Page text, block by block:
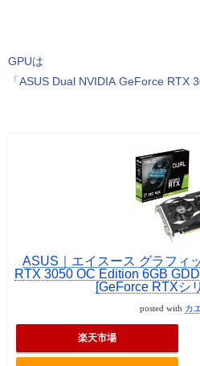
GPUは
「ASUS Dual NVIDIA GeForce RTX
ASUS｜エイスース グラフィ
RTX 3050 OC Edition 6GB
[GeForce RTXシ
posted with カ
楽天市場